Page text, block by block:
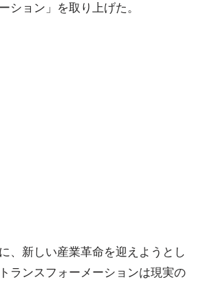
ション」を取り上げた。
、新しい産業革命を迎えようとし
ランスフォーメーションは現実の